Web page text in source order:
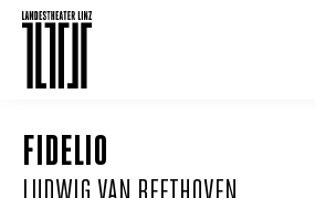
FIDELIO